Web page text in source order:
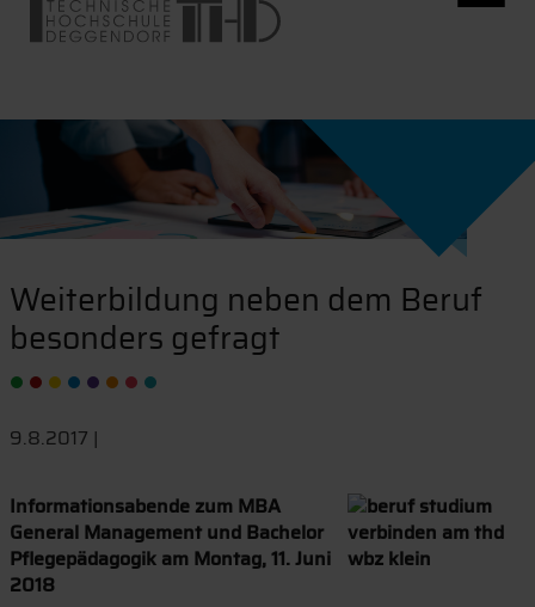
Weiterbildung neben dem Beruf
besonders gefragt
9.8.2017 |
Informationsabende zum MBA
General Management und Bachelor
Pflegepädagogik am Montag, 11. Juni
2018